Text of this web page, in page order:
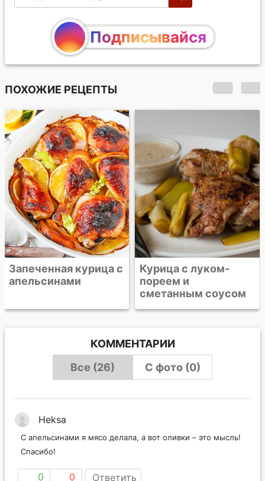
Подписывайся
ПОХОЖИЕ РЕЦЕПТЫ
Курица с луком-
пореем и
КОММЕНТАРИИ
Все (26)
С фото (0)
Heksa
С апельсинами я мясо делала, а вот оливки – это мысль!
Спасибо!
0 0 Ответить